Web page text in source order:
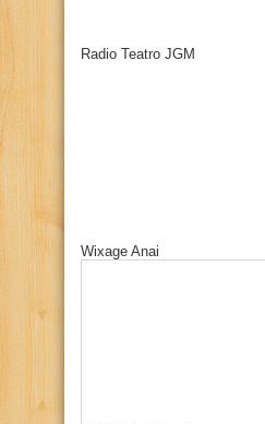
Radio Teatro JGM
Wixage Anai